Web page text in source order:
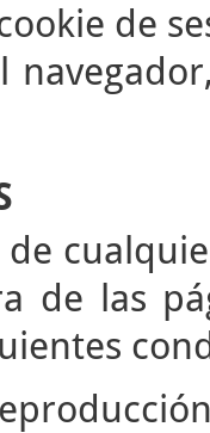
de
de las